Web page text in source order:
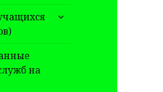
раскрыть
на